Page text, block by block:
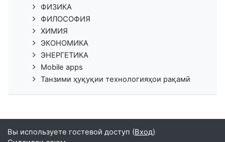
ФИЗИКА
ФИЛОСОФИЯ
ХИМИЯ
ЭКОНОМИКА
ЭНЕРГЕТИКА
Mobile apps
Танзими ҳуқуқии технологияҳои рақамӣ
Вы используете гостевой доступ (Вход)